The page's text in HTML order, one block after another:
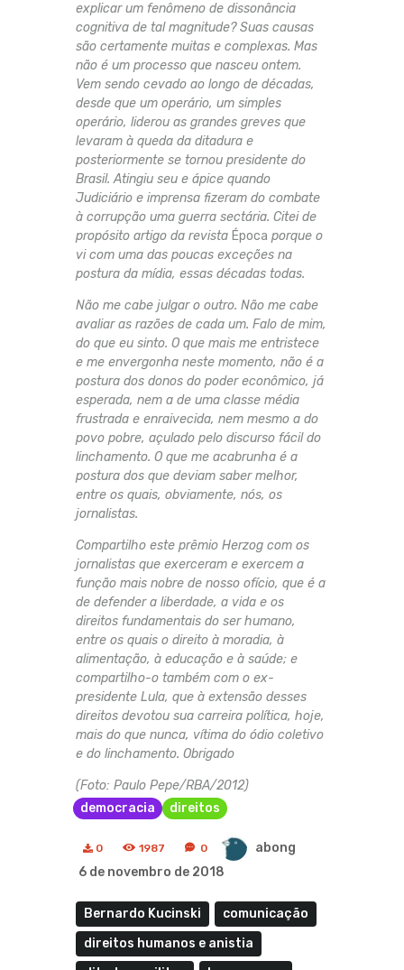
explicar um fenômeno de dissonância
cognitiva de tal magnitude? Suas causas
são certamente muitas e complexas. Mas
não é um processo que nasceu ontem.
Vem sendo cevado ao longo de décadas,
desde que um operário, um simples
operário, liderou as grandes greves que
levaram à queda da ditadura e
posteriormente se tornou presidente do
Brasil. Atingiu seu e ápice quando
Judiciário e imprensa fizeram do combate
à corrupção uma guerra sectária. Citei de
propósito artigo da revista Época porque o
vi com uma das poucas exceções na
postura da mídia, essas décadas todas.
Não me cabe julgar o outro. Não me cabe
avaliar as razões de cada um. Falo de mim,
do que eu sinto. O que mais me entristece
e me envergonha neste momento, não é a
postura dos donos do poder econômico, já
esperada, nem a de uma classe média
frustrada e enraivecida, nem mesmo a do
povo pobre, açulado pelo discurso fácil do
linchamento. O que me acabrunha é a
postura dos que deviam saber melhor,
entre os quais, obviamente, nós, os
jornalistas.
Compartilho este prêmio Herzog com os
jornalistas que exerceram e exercem a
função mais nobre de nosso ofício, que é a
de defender a liberdade, a vida e os
direitos fundamentais do ser humano,
entre os quais o direito à moradia, à
alimentação, à educação e à saúde; e
compartilho-o também com o ex-
presidente Lula, que à extensão desses
direitos devotou sua carreira política, hoje,
mais do que nunca, vítima do ódio coletivo
e do linchamento. Obrigado
(Foto: Paulo Pepe/RBA/2012)
democracia
direitos
0 1987 0
abong
6 de novembro de 2018
Bernardo Kucinski
comunicação
direitos humanos e anistia